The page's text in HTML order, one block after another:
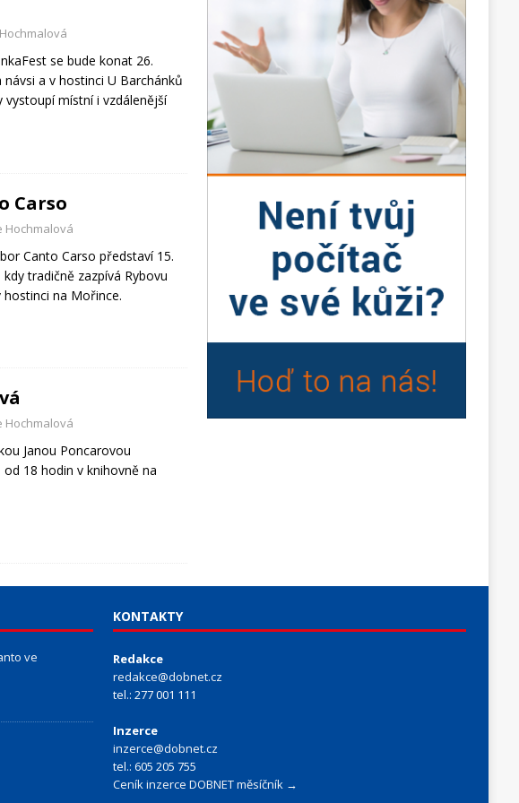
se bude konat 26.
a v hostinci U Barchánků
vystoupí místní i vzdálenější
Carso
Hochmalová
Canto Carso představí 15.
tradičně zazpívá Rybovu
hostinci na Mořince.
Hochmalová
Janou Poncarovou
18 hodin v knihovně na
ve
KONTAKTY
Redakce
redakce@dobnet.cz
tel.: 277 001 111
Inzerce
inzerce@dobnet.cz
tel.: 605 205 755
Ceník inzerce DOBNET měsíčník →